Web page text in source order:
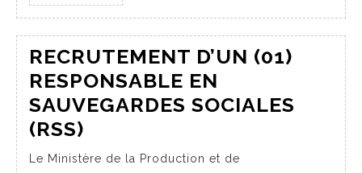
RECRUTEMENT D’UN (01)
RESPONSABLE EN
SAUVEGARDES SOCIALES
(RSS)
Le Ministère de la Production et de